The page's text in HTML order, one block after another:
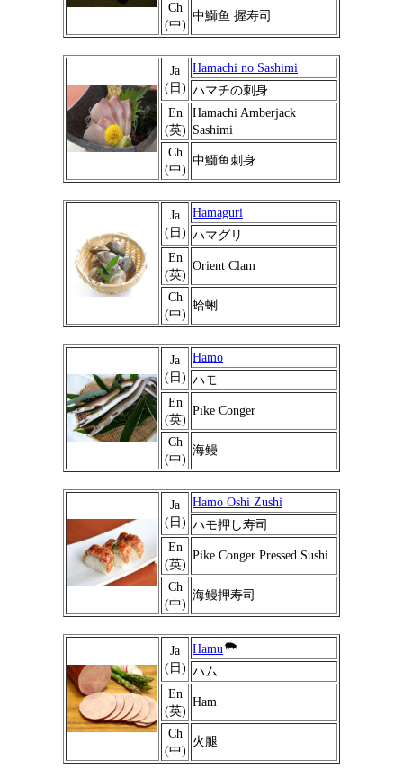
Ch
(中)
中鰤鱼 握寿司
Ja
(日)
Hamachi no Sashimi
ハマチの刺身
En
(英)
Hamachi Amberjack
Sashimi
Ch
(中)
中鰤鱼刺身
Ja
(日)
Hamaguri
ハマグリ
En
(英)
Orient Clam
Ch
(中)
蛤蜊
Ja
(日)
Hamo
ハモ
En
(英)
Pike Conger
Ch
(中)
海鳗
Ja
(日)
Hamo Oshi Zushi
ハモ押し寿司
En
(英)
Pike Conger Pressed Sushi
Ch
(中)
海鳗押寿司
Ja
(日)
Hamu
ハム
En
(英)
Ham
Ch
(中)
火腿